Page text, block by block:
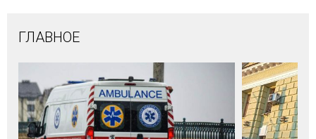
ГЛАВНОЕ